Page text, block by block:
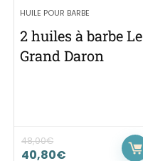
HUILE POUR BARBE
2 huiles à barbe Le
Grand Daron
48,00€
40,80€